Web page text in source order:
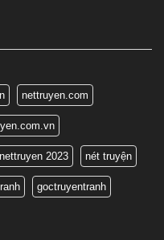
nettruyen.com
nettruyen 2023 nét truyện
goctruyentranh